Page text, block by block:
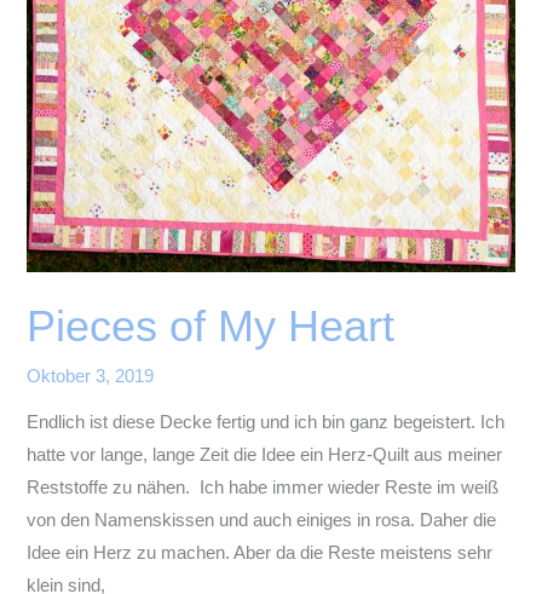
Pieces of My Heart
Oktober 3, 2019
Endlich ist diese Decke fertig und ich bin ganz begeistert. Ich
hatte vor lange, lange Zeit die Idee ein Herz-Quilt aus meiner
Reststoffe zu nähen. Ich habe immer wieder Reste im weiß
von den Namenskissen und auch einiges in rosa. Daher die
Idee ein Herz zu machen. Aber da die Reste meistens sehr
klein sind,